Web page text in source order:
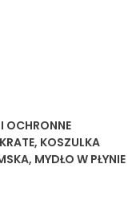
OCHRONNE
, KOSZULKA
, MYDŁO W PŁYNIE